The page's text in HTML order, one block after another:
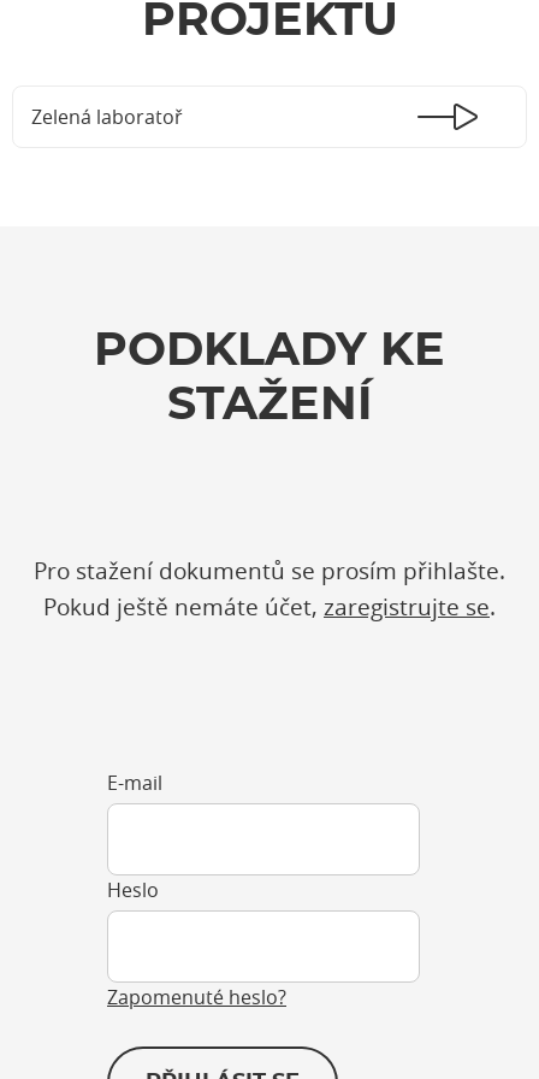
PROJEKTU
Zelená laboratoř
PODKLADY KE
STAŽENÍ
Pro stažení dokumentů se prosím přihlašte.
Pokud ještě nemáte účet, zaregistrujte se.
E-mail
Heslo
Zapomenuté heslo?